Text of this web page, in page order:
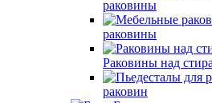
раковины
раковины
Раковины над
раковин